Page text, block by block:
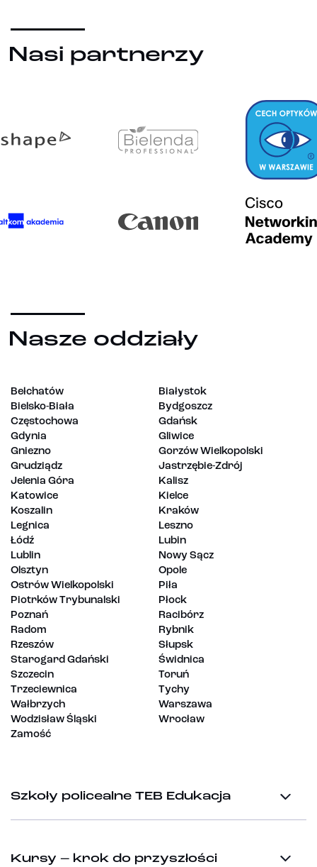
Nasi partnerzy
Nasze oddziały
Bełchatów
Białystok
Bielsko-Biała
Bydgoszcz
Częstochowa
Gdańsk
Gdynia
Gliwice
Gniezno
Gorzów Wielkopolski
Grudziądz
Jastrzębie-Zdrój
Jelenia Góra
Kalisz
Katowice
Kielce
Koszalin
Kraków
Legnica
Leszno
Łódź
Lubin
Lublin
Nowy Sącz
Olsztyn
Opole
Ostrów Wielkopolski
Piła
Piotrków Trybunalski
Płock
Poznań
Racibórz
Radom
Rybnik
Rzeszów
Słupsk
Starogard Gdański
Świdnica
Szczecin
Toruń
Trzeciewnica
Tychy
Wałbrzych
Warszawa
Wodzisław Śląski
Wrocław
Zamość
Szkoły policealne TEB Edukacja
Kursy – krok do przyszłości